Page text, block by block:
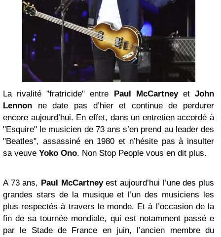
La rivalité "fratricide" entre Paul McCartneyetJohn
Lennon ne date pas d’hier et continue de perdurer
encore aujourd’hui. En effet, dans un entretien accordé à
"Esquire" le musicien de 73 ans s’en prend au leader des
"Beatles", assassiné en 1980 et n’hésite pas à insulter
sa veuve Yoko Ono. Non Stop People vous en dit plus.
A 73 ans, Paul McCartneyest aujourd’hui l’une des plus
grandes stars de la musique et l’un des musiciens les
plus respectés à travers le monde. Et à l’occasion de la
fin de sa tournée mondiale, qui est notamment passé e
par le Stade de France en juin, l’ancien membre du